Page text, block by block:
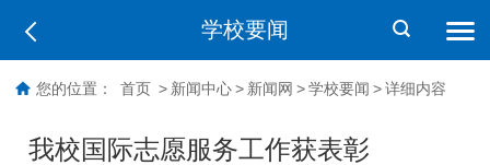
学校要闻
您的位置： 首页 > 新闻中心 > 新闻网 > 学校要闻 > 详细内容
我校国际志愿服务工作获表彰